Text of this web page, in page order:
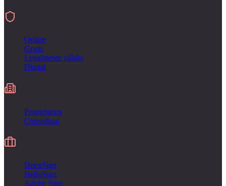
Online
Gratis
Legalmente válido
Digital
Propietarios
Consulting
DocuSign
HelloSign
Adobe Sign